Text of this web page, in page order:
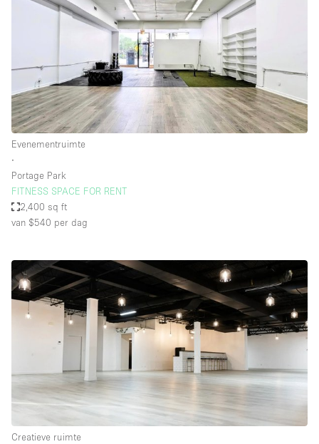
Evenementruimte
∙
Portage Park
FITNESS SPACE FOR RENT
2,400 sq ft
van $540 per dag
Creatieve ruimte